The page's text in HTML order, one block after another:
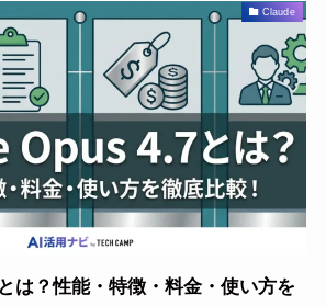
Claude
は？性能・特徴・料金・使い方を